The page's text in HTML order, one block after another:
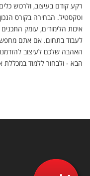
רקע קודם בעיצוב, ולרכוש
וטקסטיל. הבחירה בקורס
איכות הלימודים, עומק
לעבוד בתחום. אם אתם
האהבה שלכם לעיצוב
הבא - ולבחור ללמוד במכללת